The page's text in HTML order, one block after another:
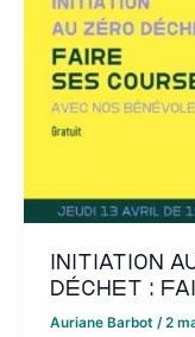
Initiation
déchet :
Auriane Barbot /2